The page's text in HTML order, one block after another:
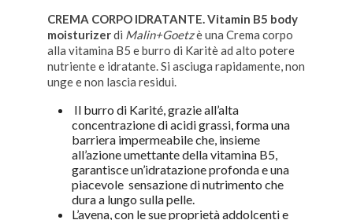
CREMA CORPO IDRATANTE. Vitamin B5 body
moisturizerdi Malin+Goetzè una Crema corpo
alla vitamina B5 e burro di Karitè ad alto potere
nutriente e idratante. Si asciuga rapidamente, non
unge e non lascia residui.
Il burro di Karité, grazie all’alta
concentrazione di acidi grassi, forma una
barriera impermeabile che, insieme
all’azione umettante della vitamina B5,
garantisce un’idratazione profonda e una
piacevole sensazione di nutrimento che
dura a lungo sulla pelle.
L’avena, con le sue proprietà addolcenti e